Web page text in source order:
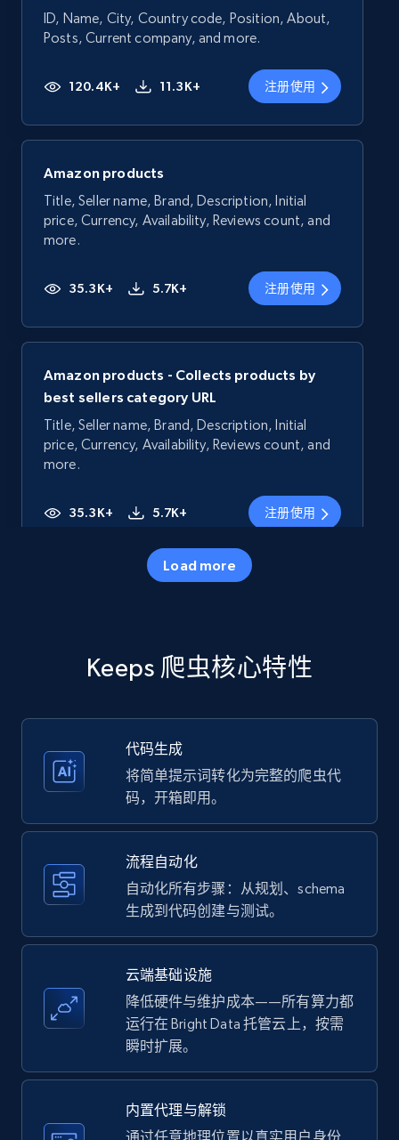
ID, Name, City, Country code, Position, About,
Posts, Current company, and more.
120.4K+ 11.3K+ 注册使用
Amazon products
Title, Seller name, Brand, Description, Initial
price, Currency, Availability, Reviews count, and
more.
35.3K+ 5.7K+ 注册使用
Amazon products - Collects products by
best sellers category URL
Title, Seller name, Brand, Description, Initial
price, Currency, Availability, Reviews count, and
more.
35.3K+ 5.7K+ 注册使用
price, Currency, Availability, Reviews count, and
Amazon products - Collects products by
Title, Seller name, Brand, Description, Initial
price, Currency, Availability, Reviews count, and
Amazon products - find products by using
upc numbers
price, Currency, Availability, Reviews count, and
Load more
Keeps 爬虫核心特性
代码生成
将简单提示词转化为完整的爬虫代
码，开箱即用。
流程自动化
自动化所有步骤：从规划、schema
生成到代码创建与测试。
云端基础设施
降低硬件与维护成本——所有算力都
运行在 Bright Data 托管云上，按需
瞬时扩展。
内置代理与解锁